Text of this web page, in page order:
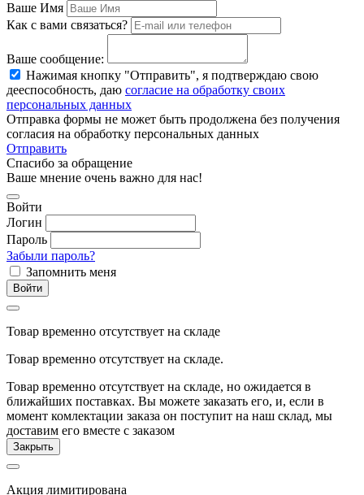
Ваше Имя
Как с вами связаться?
Ваше сообщение:
Нажимая кнопку "Отправить", я подтверждаю свою
дееспособность, даю согласие на обработку своих
персональных данных
Отправка формы не может быть продолжена без получения
согласия на обработку персональных данных
Отправить
Спасибо за обращение
Ваше мнение очень важно для нас!
Войти
Логин
Пароль
Забыли пароль?
Запомнить меня
Войти
Товар временно отсутствует на складе
Товар временно отсутствует на складе.
Товар временно отсутствует на складе, но ожидается в
ближайших поставках. Вы можете заказать его, и, если в
момент комлектации заказа он поступит на наш склад, мы
доставим его вместе с заказом
Закрыть
Акция лимитирована